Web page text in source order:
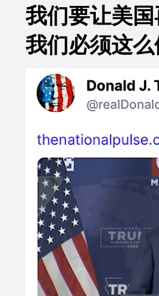
我们要让美国
我们必须这么